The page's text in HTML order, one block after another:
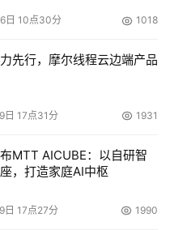
移动服务"厂商此时正好
量设备，他们几乎无一例
而对虚拟机与物理服务器
们迟早会给入侵者开辟新
日 10点30分 1018
先行，摩尔线程云边端产品
日 17点31分 1931
MTT AICUBE：以自研智
，打造家庭AI中枢
日 17点27分 1990